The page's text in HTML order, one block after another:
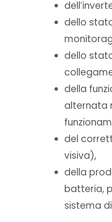
dello
dello
della
alternata
del
visiva),
della
batteria,
sistema